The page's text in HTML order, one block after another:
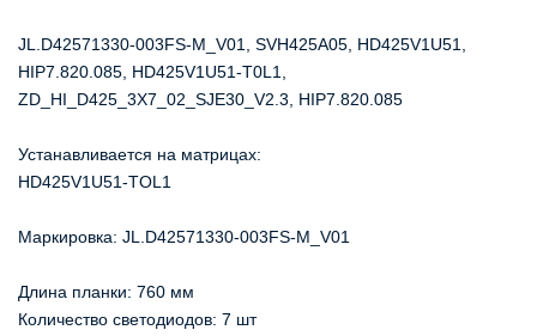
JL.D42571330-003FS-M_V01, SVH425A05, HD425V1U51,
HIP7.820.085, HD425V1U51-T0L1,
ZD_HI_D425_3X7_02_SJE30_V2.3, HIP7.820.085
Устанавливается на матрицах:
HD425V1U51-TOL1
Маркировка: JL.D42571330-003FS-M_V01
Длина планки: 760 мм
Количество светодиодов: 7 шт